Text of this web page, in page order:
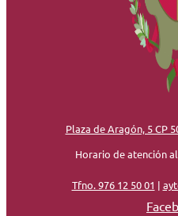
Plaza de Aragón, 5 CP
Horario de atención
Tfno. 976 12 50 01 |